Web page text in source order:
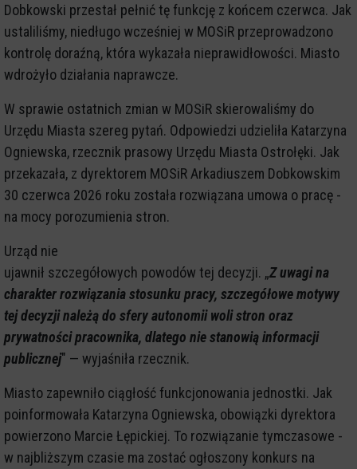
Dobkowski przestał pełnić tę funkcję z końcem czerwca. Jak
ustaliliśmy, niedługo wcześniej w MOSiR przeprowadzono
kontrolę doraźną, która wykazała nieprawidłowości. Miasto
wdrożyło działania naprawcze.
W sprawie ostatnich zmian w MOSiR skierowaliśmy do
Urzędu Miasta szereg pytań. Odpowiedzi udzieliła Katarzyna
Ogniewska, rzecznik prasowy Urzędu Miasta Ostrołęki. Jak
przekazała, z dyrektorem MOSiR Arkadiuszem Dobkowskim
30 czerwca 2026 roku została rozwiązana umowa o pracę -
na mocy porozumienia stron.
Urząd nie
ujawnił szczegółowych powodów tej decyzji. „Z uwagi na
charakter rozwiązania stosunku pracy, szczegółowe motywy
tej decyzji należą do sfery autonomii woli stron oraz
prywatności pracownika, dlatego nie stanowią informacji
publicznej" — wyjaśniła rzecznik.
Miasto zapewniło ciągłość funkcjonowania jednostki. Jak
poinformowała Katarzyna Ogniewska, obowiązki dyrektora
powierzono Marcie Łępickiej. To rozwiązanie tymczasowe -
w najbliższym czasie ma zostać ogłoszony konkurs na